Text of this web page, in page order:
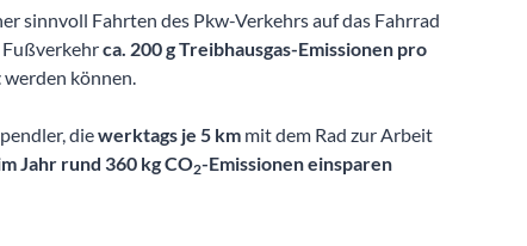
sinnvoll Fahrten des Pkw-Verkehrs auf das Fahrrad
Fußverkehrca. 200 g Treibhausgas-Emissionen pro
werden können.
diewerktags je 5 km mit dem Rad zur Arbeit
Jahr rund 360 kg CO2-Emissionen einsparen